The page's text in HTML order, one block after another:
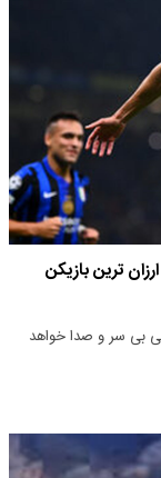
ترین بازیکن
بی سر و صدا خواهد